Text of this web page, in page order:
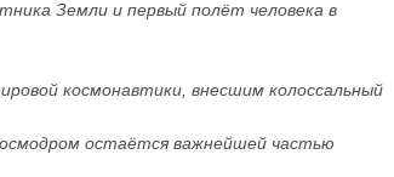
Земли и первый полёт человека в
космонавтики, внесшим колоссальный
остаётся важнейшей частью